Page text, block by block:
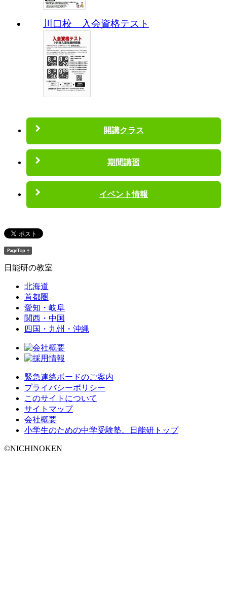
川口校 入会資格テスト
開講クラス
期間講習
イベント情報
日能研の教室
北海道
首都圏
愛知・岐阜
関西・中国
四国・九州・沖縄
緊急連絡ボードのご案内
プライバシーポリシー
このサイトについて
サイトマップ
会社概要
小学生のための中学受験塾。日能研トップ
©NICHINOKEN